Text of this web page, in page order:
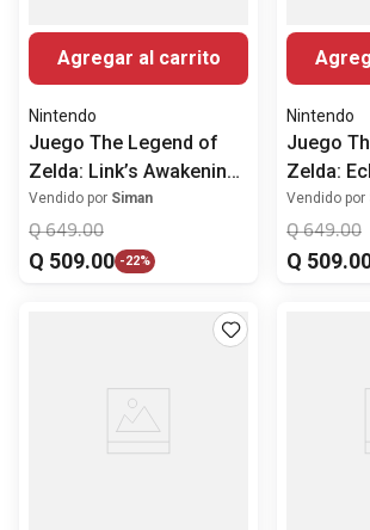
Agregar al carrito
Nintendo
Juego The Legend of
Zelda: Link’s Awakening
para Nintendo Switch
Vendido por Siman
Q 649.00
Q 509.00 -22%
Nintendo
Juego
Zelda:
Wisdom
Switch
Vendido por
Q 649.00
Q 509.